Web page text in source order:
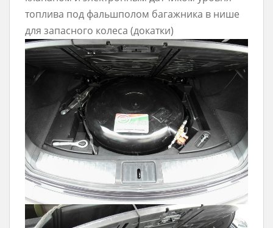
топлива под фальшполом багажника в нише
для запасного колеса (докатки)